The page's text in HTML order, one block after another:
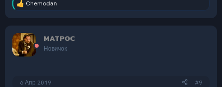
Р
ц
и
и
Chemodan
MATPOC
Новичок
6 Апр 2019 #9